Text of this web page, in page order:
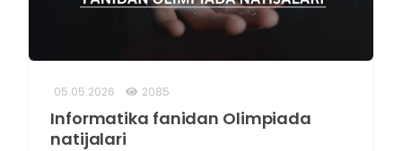
05.05.2026 2085
Informatika fanidan Olimpiada
natijalari